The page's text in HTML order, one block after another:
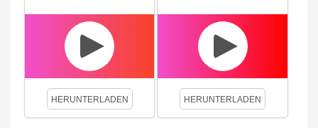
HERUNTERLADEN HERUNTERLADEN